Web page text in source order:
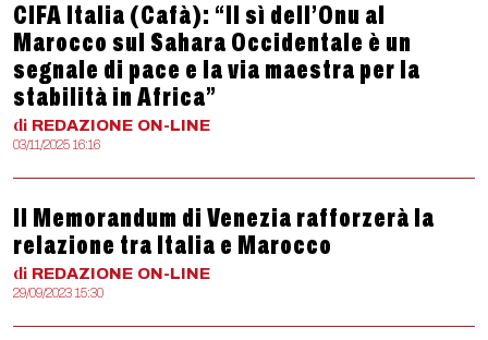
CIFA Italia (Cafà): “Il sì dell’Onu al
Marocco sul Sahara Occidentale è un
segnale di pace e la via maestra per la
stabilità in Africa”
di REDAZIONE ON-LINE
03/11/2025 16:16
Il Memorandum di Venezia rafforzerà la
relazione tra Italia e Marocco
di REDAZIONE ON-LINE
29/09/2023 15:30